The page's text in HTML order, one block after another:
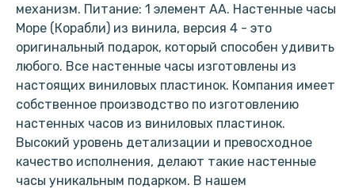
механизм. Питание: 1 элемент АА. Настенные часы
Море (Корабли) из винила, версия 4 - это
оригинальный подарок, который способен удивить
любого. Все настенные часы изготовлены из
настоящих виниловых пластинок. Компания имеет
собственное производство по изготовлению
настенных часов из виниловых пластинок.
Высокий уровень детализации и превосходное
качество исполнения, делают такие настенные
часы уникальным подарком. В нашем